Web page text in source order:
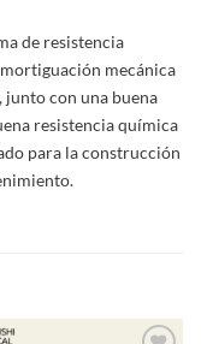
de resistencia
mecánica
junto con una buena
resistencia química
para la construcción